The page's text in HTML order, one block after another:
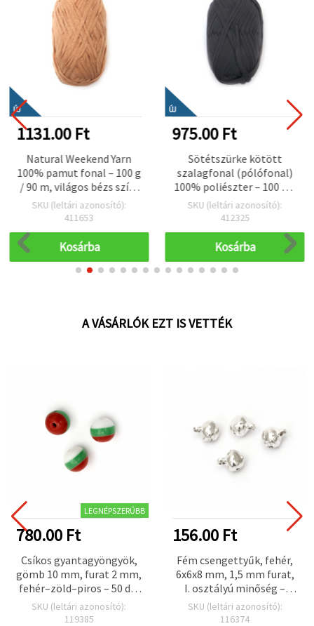
ÚJ
1131.00 Ft
Natural Weekend Yarn
100% pamut fonal – 100 g
/ 90 m, világos bézs szín,
tökéletes kötéshez,
horgoláshoz és
környezetbarát
lakásdekor projektekhez
SKU (leltári azonosító):
411653
Kosárba
ÚJ
975.00 Ft
Sötétszürke kötött
szalagfonal (pólófonal)
100% poliészter – 100 g –
Tökéletes horgoláshoz,
kötéshez és kreatív DIY
SKU (leltári azonosító):
412325
Kosárba
A VÁSÁRLÓK EZT IS VETTÉK
LEGNÉPSZERŰBB
780.00 Ft
Csíkos gyantagyöngyök,
gömb 10 mm, furat 2 mm,
fehér–zöld–piros – 50 db,
ékszerkészítéshez
SKU (leltári azonosító):
119385
156.00 Ft
Fém csengettyűk, fehér,
6x6x8 mm, 1,5 mm furat,
I. osztályú minőség –
ékszerkészítéshez, DIY és
kreatív hobbi
SKU (leltári azonosító):
116374